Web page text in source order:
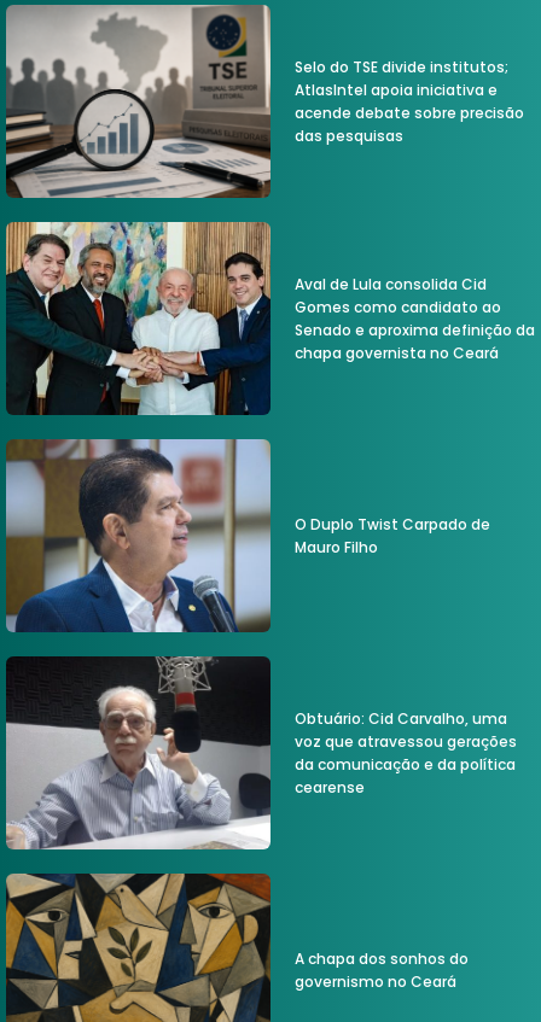
Selo do TSE divide institutos;
AtlasIntel apoia iniciativa e
acende debate sobre precisão
das pesquisas
Aval de Lula consolida Cid
Gomes como candidato ao
Senado e aproxima definição da
chapa governista no Ceará
O Duplo Twist Carpado de
Mauro Filho
Obtuário: Cid Carvalho, uma
voz que atravessou gerações
da comunicação e da política
cearense
A chapa dos sonhos do
governismo no Ceará